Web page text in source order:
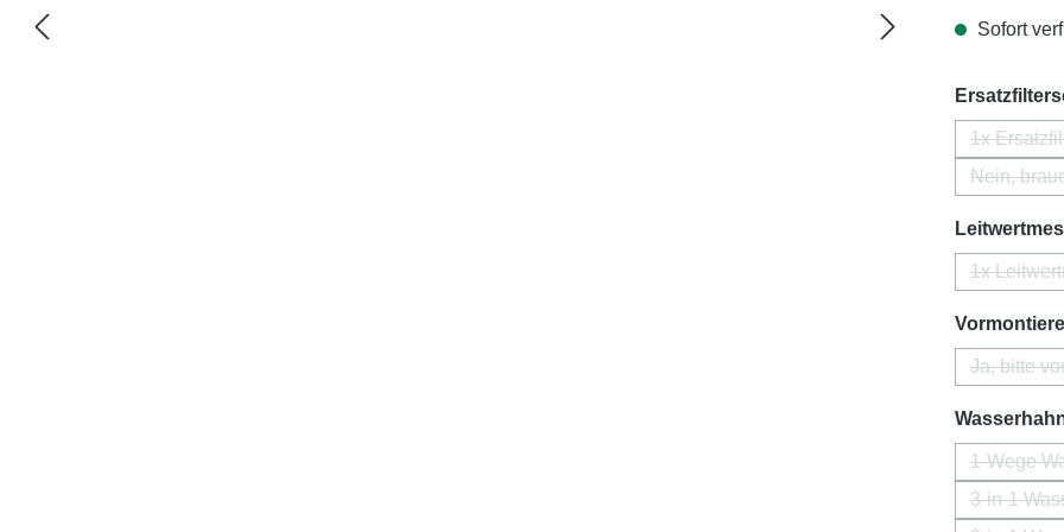
Sofort
1x
Nein,
1x
Ja, bitte
1-Wege
3-in-1